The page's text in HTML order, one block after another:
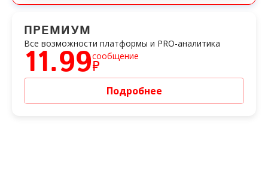
ПРЕМИУМ
Все возможности платформы и PRO-аналитика
11.99сообщение
₽
Подробнее